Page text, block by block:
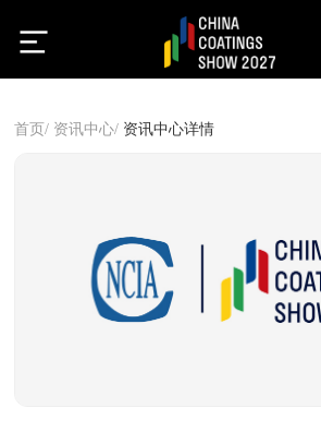
首页/ 资讯中心/ 资讯中心详情